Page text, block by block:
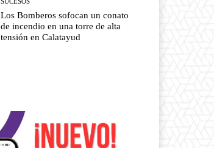
SUCESOS
Los Bomberos sofocan un conato
de incendio en una torre de alta
tensión en Calatayud